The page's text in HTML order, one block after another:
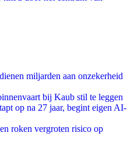
miljarden aan onzekerheid
bij Kaub stil te leggen
op na 27 jaar, begint eigen AI-
roken vergroten risico op